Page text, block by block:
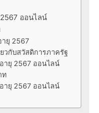
ออนไลน์
ายุ 2567
วกับสวัสดิการภาครัฐ
ายุ 2567 ออนไลน์
ท
ายุ 2567 ออนไลน์